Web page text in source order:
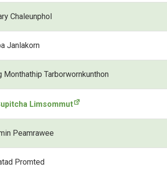
Chaleunphol
Janlakorn
Monthathip Tarborwornkunthon
Limsommut
Peamrawee
Promted